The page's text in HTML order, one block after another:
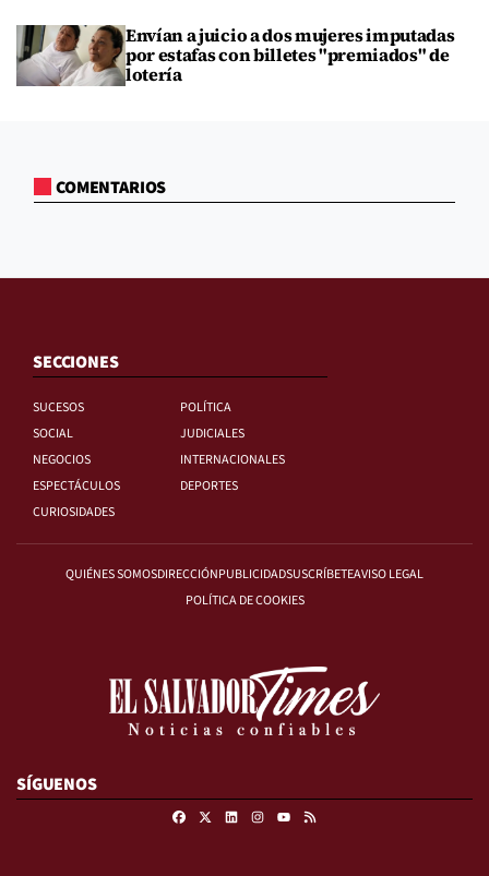
Envían a juicio a dos mujeres imputadas
por estafas con billetes "premiados" de
lotería
COMENTARIOS
SECCIONES
SUCESOS
POLÍTICA
SOCIAL
JUDICIALES
NEGOCIOS
INTERNACIONALES
ESPECTÁCULOS
DEPORTES
CURIOSIDADES
QUIÉNES SOMOSDIRECCIÓNPUBLICIDADSUSCRÍBETEAVISO LEGAL
POLÍTICA DE COOKIES
SÍGUENOS
FacebookLinkedinInstagramRSS